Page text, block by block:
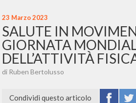
23 Marzo 2023
SALUTE IN
GIORNATA
DELL’ATTIVITÀ
di Ruben Bertolusso
Condividi questo articolo